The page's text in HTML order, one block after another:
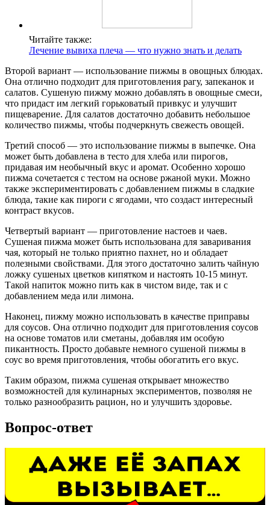
Читайте также:
Лечение вывиха плеча — что нужно знать и делать
Второй вариант — использование пижмы в овощных блюдах.
Она отлично подходит для приготовления рагу, запеканок и
салатов. Сушеную пижму можно добавлять в овощные смеси,
что придаст им легкий горьковатый привкус и улучшит
пищеварение. Для салатов достаточно добавить небольшое
количество пижмы, чтобы подчеркнуть свежесть овощей.
Третий способ — это использование пижмы в выпечке. Она
может быть добавлена в тесто для хлеба или пирогов,
придавая им необычный вкус и аромат. Особенно хорошо
пижма сочетается с тестом на основе ржаной муки. Можно
также экспериментировать с добавлением пижмы в сладкие
блюда, такие как пироги с ягодами, что создаст интересный
контраст вкусов.
Четвертый вариант — приготовление настоев и чаев.
Сушеная пижма может быть использована для заваривания
чая, который не только приятно пахнет, но и обладает
полезными свойствами. Для этого достаточно залить чайную
ложку сушеных цветков кипятком и настоять 10-15 минут.
Такой напиток можно пить как в чистом виде, так и с
добавлением меда или лимона.
Наконец, пижму можно использовать в качестве приправы
для соусов. Она отлично подходит для приготовления соусов
на основе томатов или сметаны, добавляя им особую
пикантность. Просто добавьте немного сушеной пижмы в
соус во время приготовления, чтобы обогатить его вкус.
Таким образом, пижма сушеная открывает множество
возможностей для кулинарных экспериментов, позволяя не
только разнообразить рацион, но и улучшить здоровье.
Вопрос-ответ